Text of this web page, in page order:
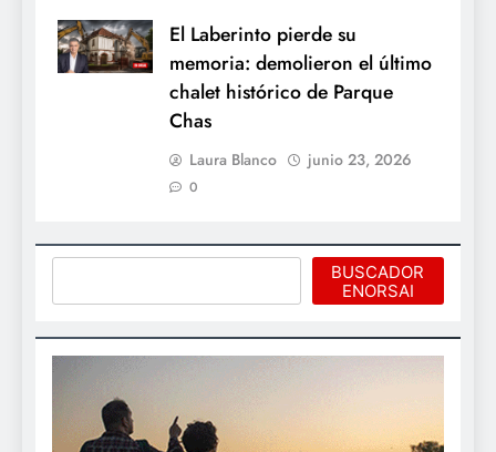
El Laberinto pierde su
memoria: demolieron el último
chalet histórico de Parque
Chas
Laura Blanco junio 23, 2026
0
BUSCADOR
ENORSAI